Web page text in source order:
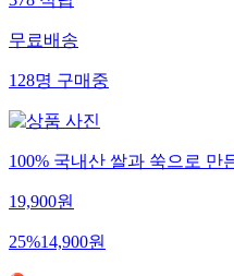
378적립
무료배송
128명구매중
100% 국내산 쌀과 쑥으로 만
19,900원
25%14,900원